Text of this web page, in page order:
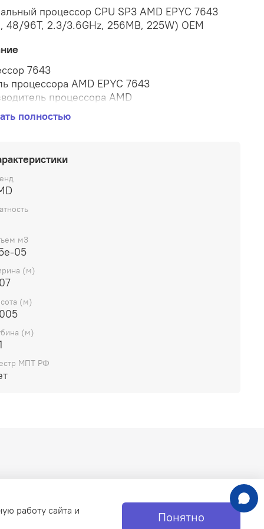
процессор CPU SP3 AMD EPYC 7643
48/96T, 2.3/3.6GHz, 256MB, 225W) OEM
7643
процессора AMD EPYC 7643
процессора AMD
EPYC
ядер процессора 48
частота процессора 3.6 ГГц
Zen 3
Milan
L2: 24 MB; 256 MB
графический чип: нет
Вт
OEM
в комплекте Нет
полностью
м3
05
(м)
(м)
(м)
МПТ РФ
работу сайта и
Понятно